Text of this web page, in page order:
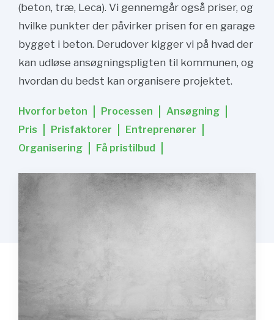
(beton, træ, Leca). Vi gennemgår også priser, og
hvilke punkter der påvirker prisen for en garage
bygget i beton. Derudover kigger vi på hvad der
kan udløse ansøgningspligten til kommunen, og
hvordan du bedst kan organisere projektet.
Hvorfor beton Processen
Ansøgning
Pris
Prisfaktorer
Entreprenører
Organisering
Få pristilbud